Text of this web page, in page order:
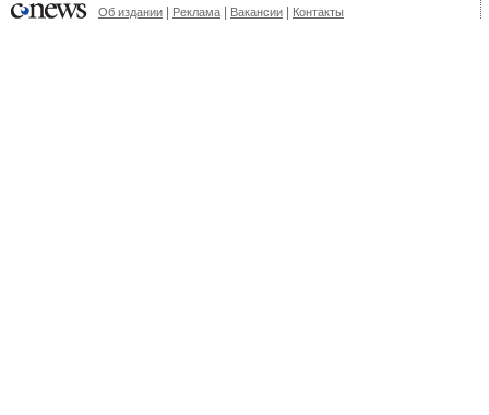
Об издании Реклама Вакансии Контакты